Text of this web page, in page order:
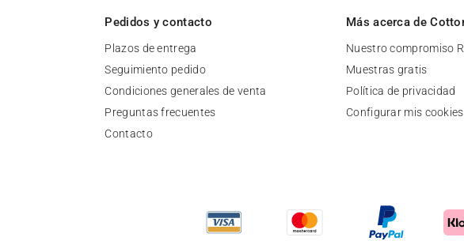
Pedidos y contacto
Plazos de entrega
Seguimiento pedido
Condiciones generales de venta
Preguntas frecuentes
Contacto
Más acerca de
Nuestro compromiso
Muestras gratis
Política de privacidad
Configurar mis cookies